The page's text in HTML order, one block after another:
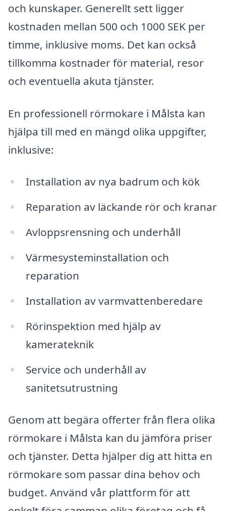
och kunskaper. Generellt sett ligger
kostnaden mellan 500 och 1000 SEK per
timme, inklusive moms. Det kan också
tillkomma kostnader för material, resor
och eventuella akuta tjänster.
En professionell rörmokare i Målsta kan
hjälpa till med en mängd olika uppgifter,
inklusive:
Installation av nya badrum och kök
Reparation av läckande rör och kranar
Avloppsrensning och underhåll
Värmesysteminstallation och
reparation
Installation av varmvattenberedare
Rörinspektion med hjälp av
kamerateknik
Service och underhåll av
sanitetsutrustning
Genom att begära offerter från flera olika
rörmokare i Målsta kan du jämföra priser
och tjänster. Detta hjälper dig att hitta en
rörmokare som passar dina behov och
budget. Använd vår plattform för att